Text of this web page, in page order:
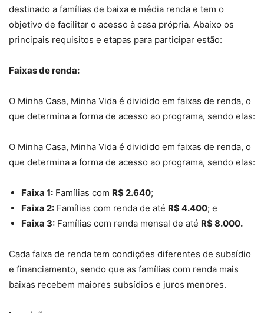
destinado a famílias de baixa e média renda e tem o
objetivo de facilitar o acesso à casa própria. Abaixo os
principais requisitos e etapas para participar estão:
Faixas de renda:
O Minha Casa, Minha Vida é dividido em faixas de renda, o
que determina a forma de acesso ao programa, sendo elas:
O Minha Casa, Minha Vida é dividido em faixas de renda, o
que determina a forma de acesso ao programa, sendo elas:
Faixa 1: Famílias com R$ 2.640;
Faixa 2: Famílias com renda de até R$ 4.400; e
Faixa 3: Famílias com renda mensal de até R$ 8.000.
Cada faixa de renda tem condições diferentes de subsídio
e financiamento, sendo que as famílias com renda mais
baixas recebem maiores subsídios e juros menores.